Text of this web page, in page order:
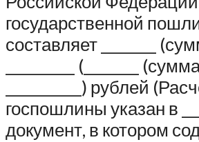
государственной
составляет ________
__________ (________
___________) рублей
госпошлины указан в
документ, в котором